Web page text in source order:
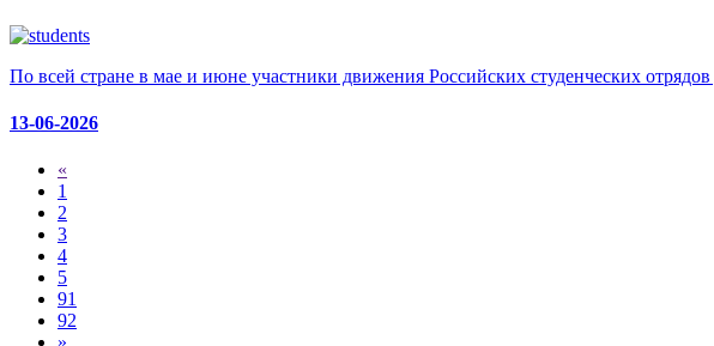
По всей стране в мае и июне участники движения Российских студенческих
13-06-2026
«
1
2
3
4
5
91
92
»